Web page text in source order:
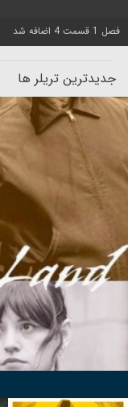
فصل 1 قسمت 4 اضافه شد
جدیدترین تریلر ها